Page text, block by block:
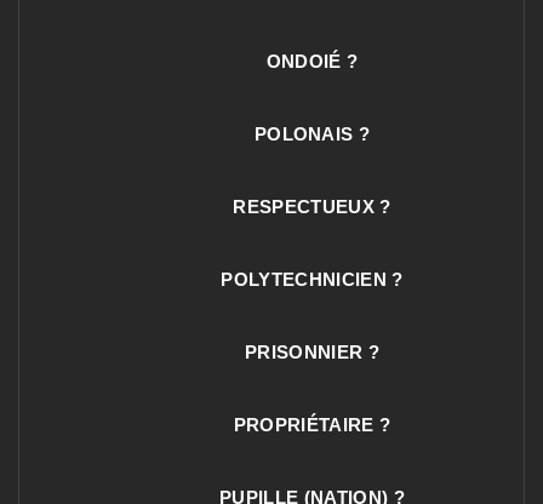
ONDOIÉ ?
POLONAIS ?
RESPECTUEUX ?
POLYTECHNICIEN ?
PRISONNIER ?
PROPRIÉTAIRE ?
PUPILLE (NATION) ?